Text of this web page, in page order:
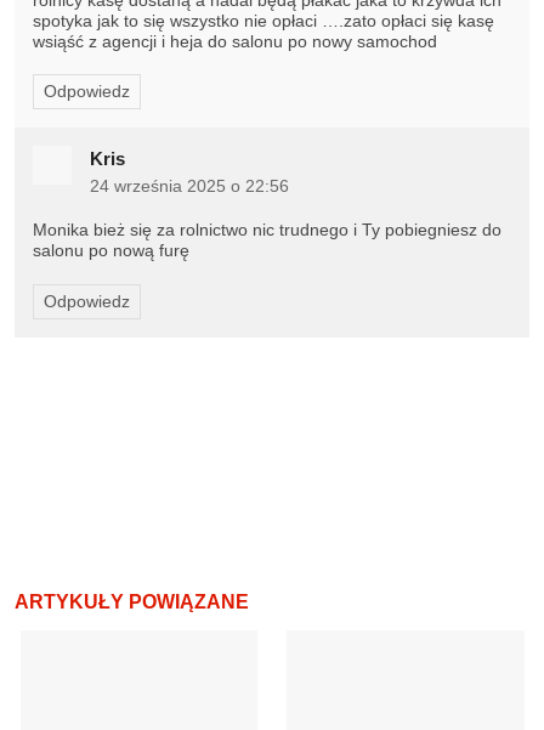
spotyka jak to się wszystko nie opłaci ….zato opłaci się kasę
wsiąść z agencji i heja do salonu po nowy samochod
Odpowiedz
Kris
24 września 2025 o 22:56
Monika bież się za rolnictwo nic trudnego i Ty pobiegniesz do
salonu po nową furę
Odpowiedz
ARTYKUŁY POWIĄZANE